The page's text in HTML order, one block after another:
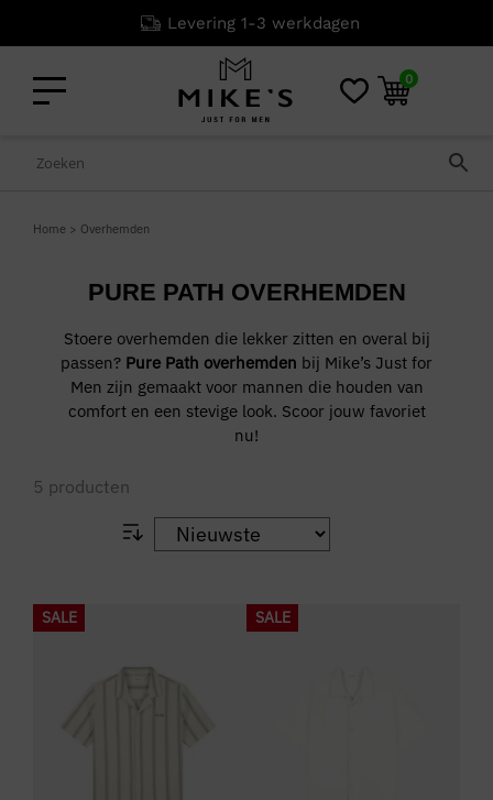
Levering 1-3 werkdagen
0
Home > Overhemden
PURE PATH OVERHEMDEN
Stoere overhemden die lekker zitten en overal bij
passen? Pure Path overhemden bij Mike’s Just for
Men zijn gemaakt voor mannen die houden van
comfort en een stevige look. Scoor jouw favoriet
nu!
5 producten
SALE SALE